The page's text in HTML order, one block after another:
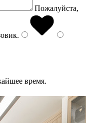
Пожалуйста,
.
время.